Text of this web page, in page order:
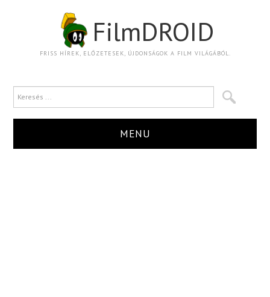
FilmDROID
FRISS HÍREK, ELŐZETESEK, ÚJDONSÁGOK A FILM VILÁGÁBÓL.
MENU